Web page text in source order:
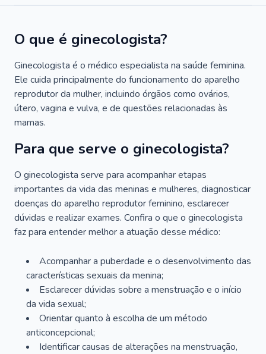
O que é ginecologista?
Ginecologista é o médico especialista na saúde feminina.
Ele cuida principalmente do funcionamento do aparelho
reprodutor da mulher, incluindo órgãos como ovários,
útero, vagina e vulva, e de questões relacionadas às
mamas.
Para que serve o ginecologista?
O ginecologista serve para acompanhar etapas
importantes da vida das meninas e mulheres, diagnosticar
doenças do aparelho reprodutor feminino, esclarecer
dúvidas e realizar exames. Confira o que o ginecologista
faz para entender melhor a atuação desse médico:
Acompanhar a puberdade e o desenvolvimento das
características sexuais da menina;
Esclarecer dúvidas sobre a menstruação e o início
da vida sexual;
Orientar quanto à escolha de um método
anticoncepcional;
Identificar causas de alterações na menstruação,